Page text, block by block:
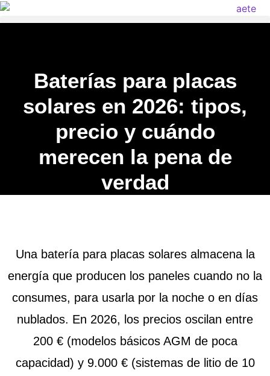
Baterías para placas
solares en 2026: tipos,
precio y cuándo
merecen la pena de
verdad
Una batería para placas solares almacena la
energía que producen los paneles cuando no la
consumes, para usarla por la noche o en días
nublados. En 2026, los precios oscilan entre
200 € (modelos básicos AGM de poca
capacidad) y 9.000 € (sistemas de litio de 10